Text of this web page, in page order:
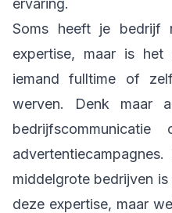
ervaring.
Soms heeft je bedrijf
expertise, maar is
iemand fulltime of
werven. Denk maar
middelgrote bedrijven
deze expertise, maar